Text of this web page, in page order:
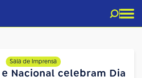
Sala de Imprensa
e Nacional celebram Dia